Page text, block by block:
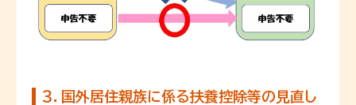
３．国外居住親族に係る扶養控除等の見直し